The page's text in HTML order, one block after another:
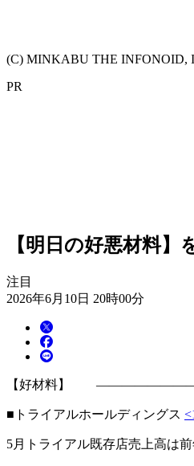
(C) MINKABU THE INFONOID,
PR
【明日の好悪材料】
注目
2026年6月10日 20時00分
【好材料】
■トライアルホールディングス
5月トライアル既存店売上高は